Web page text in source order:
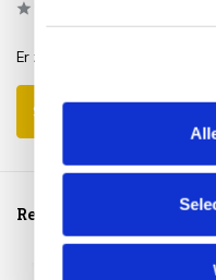
Er zijn nog geen reviews
Schrijf je eigen review
Reeds bekeken